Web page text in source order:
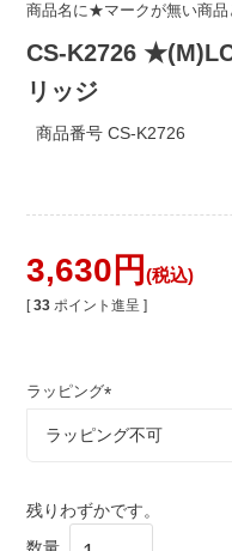
商品名に★マークが無い商品
CS-K2726
リッジ
商品番号 CS-K2726
3,630 税込
[ 33 ポイント進呈 ]
ラッピング
必
残りわずかです。